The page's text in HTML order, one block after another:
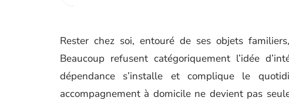
Rester chez soi, entouré de ses objets
Beaucoup refusent catégoriquement l’idée
dépendance s’installe et complique le
accompagnement à domicile ne devient pas